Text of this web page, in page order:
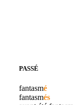
PASSÉ
fantasmé
fantasmés